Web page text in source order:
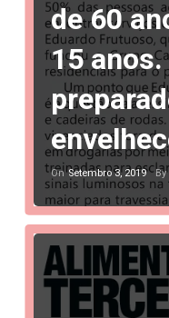
de 60
15
On Setembro 3, 2019 By